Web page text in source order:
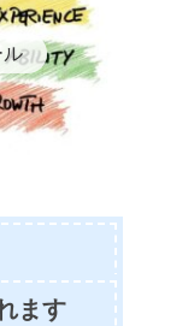
ル
ます